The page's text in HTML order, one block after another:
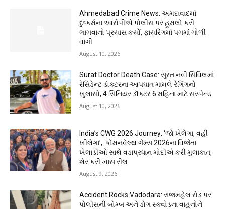
Ahmedabad Crime News: અમદાવાદમાં
દુષ્કર્મના આરોપીએ પોલીસ પર હુમલો કરી
ભાગવાનો પ્રયાસ કર્યો, ફાયરિંગમાં પગમાં ગોળી
વાગી
August 10, 2026
Surat Doctor Death Case: સુરત નવી સિવિલમાં
રેસિડેન્ટ ડૉક્ટરના આપઘાત મામલે રેગિંગનો
ખુલાસો, 4 સિનિયર ડૉક્ટર 6 મહિના માટે સસ્પેન્ડ
August 10, 2026
India’s CWG 2026 Journey: ‘જો ખેલેગા, વહીં
ખીલેગા’, કોમનવેલ્થ ગેમ્સ 2026ના વિજેતા
ખેલાડીઓ સાથે વડાપ્રધાન મોદીએ કરી મુલાકાત,
શેર કરી ખાસ રીલ
August 9, 2026
Accident Rocks Vadodara: રાજમહેલ રોડ પર
પોલીસની બોમ્બ અને ડોગ સ્ક્વોડના વાહનોને